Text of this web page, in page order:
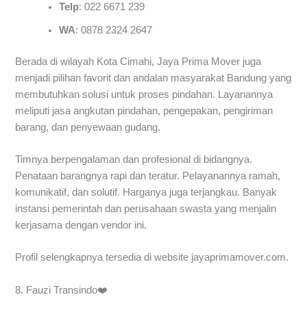
Telp: 022 6671 239
WA: 0878 2324 2647
Berada di wilayah Kota Cimahi, Jaya Prima Mover juga
menjadi pilihan favorit dan andalan masyarakat Bandung yang
membutuhkan solusi untuk proses pindahan. Layanannya
meliputi jasa angkutan pindahan, pengepakan, pengiriman
barang, dan penyewaan gudang.
Timnya berpengalaman dan profesional di bidangnya.
Penataan barangnya rapi dan teratur. Pelayanannya ramah,
komunikatif, dan solutif. Harganya juga terjangkau. Banyak
instansi pemerintah dan perusahaan swasta yang menjalin
kerjasama dengan vendor ini.
Profil selengkapnya tersedia di website jayaprimamover.com.
8. Fauzi Transindo❤️